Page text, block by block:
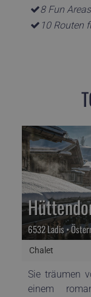
8 Fun
10 Routen
Chalet
6532 Ladis •
Sie träumen
einem